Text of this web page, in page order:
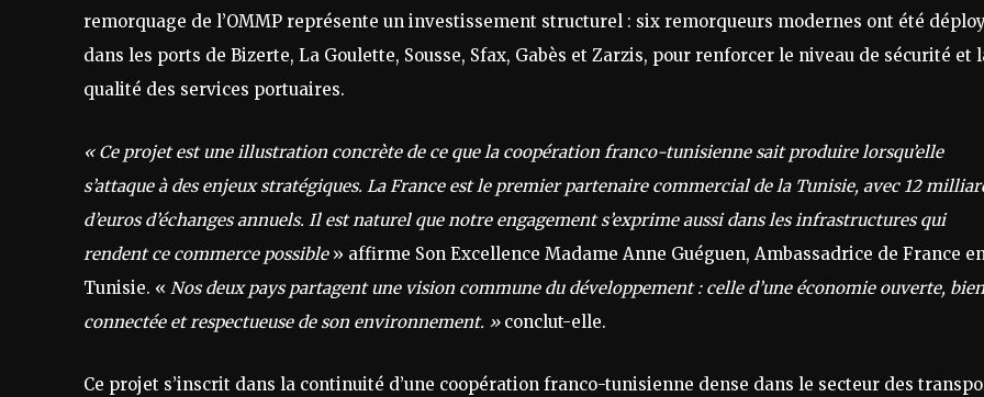
remorquage de l’OMMP représente un investissement structurel : six remorqueurs modernes ont été
dans les ports de Bizerte, La Goulette, Sousse, Sfax, Gabès et Zarzis, pour renforcer le niveau de sécurité et
qualité des services portuaires.
« Ce projet est une illustration concrète de ce que la coopération franco-tunisienne sait produire lorsqu’elle
s’attaque à des enjeux stratégiques. La France est le premier partenaire commercial de la Tunisie, avec 12
d’euros d’échanges annuels. Il est naturel que notre engagement s’exprime aussi dans les infrastructures qui
rendent ce commerce possible » affirme Son Excellence Madame Anne Guéguen, Ambassadrice de France
Tunisie. « Nos deux pays partagent une vision commune du développement : celle d’une économie ouverte, bien
connectée et respectueuse de son environnement. » conclut-elle.
Ce projet s’inscrit dans la continuité d’une coopération franco-tunisienne dense dans le secteur des